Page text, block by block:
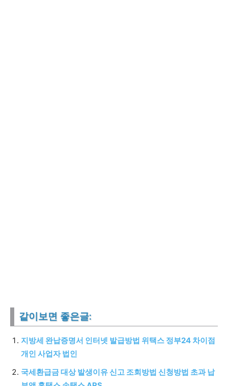
같이보면 좋은글:
지방세 완납증명서 인터넷 발급방법 위택스 정부24 차이점
개인 사업자 법인
국세환급금 대상 발생이유 신고 조회방법 신청방법 초과 납